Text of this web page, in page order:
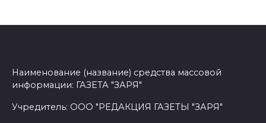
Наименование (название) средства массовой
информации: ГАЗЕТА "ЗАРЯ"
Учредитель: ООО "РЕДАКЦИЯ ГАЗЕТЫ "ЗАРЯ"